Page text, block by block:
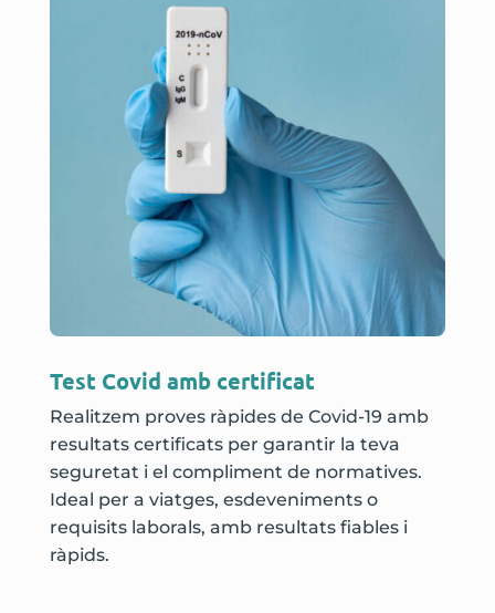
Test Covid amb certificat
Realitzem proves ràpides de Covid-19 amb
resultats certificats per garantir la teva
seguretat i el compliment de normatives.
Ideal per a viatges, esdeveniments o
requisits laborals, amb resultats fiables i
ràpids.